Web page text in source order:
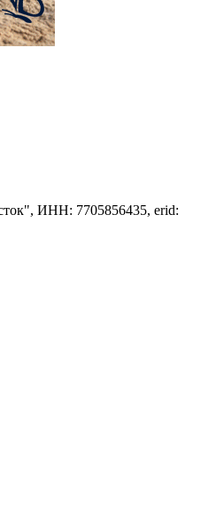
ИНН: 7705856435, erid: